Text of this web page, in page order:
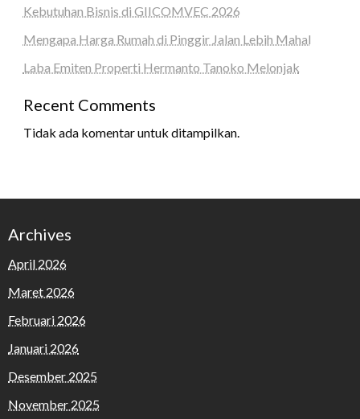
Kebutuhan Bisnis di GIICOMVEC 2026
Mengapa Harga Rumah di Pinggir Jalan Lebih Mahal
Laba Emiten Properti Hermanto Tanoko Melonjak
Recent Comments
Tidak ada komentar untuk ditampilkan.
Archives
April 2026
Maret 2026
Februari 2026
Januari 2026
Desember 2025
November 2025